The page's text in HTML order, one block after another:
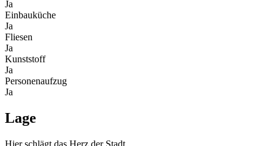
Ja
Einbauküche
Ja
Fliesen
Ja
Kunststoff
Ja
Personenaufzug
Ja
Lage